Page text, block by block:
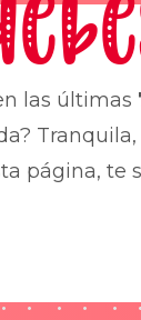
las últimas
Tranquila,
página, te